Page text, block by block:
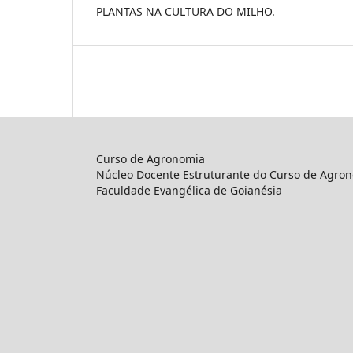
PLANTAS NA CULTURA DO MILHO.
Curso de Agronomia
Núcleo Docente Estruturante do Curso de
Faculdade Evangélica de Goianésia